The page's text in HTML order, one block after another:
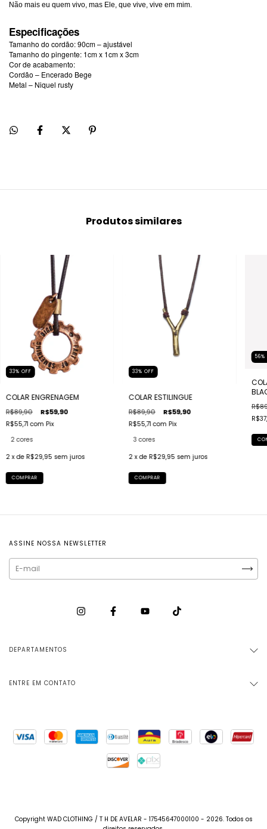
Não mais eu quem vivo, mas Ele, que vive, vive em mim.
Especificações
Tamanho do cordão: 90cm – ajustável
Tamanho do pingente: 1cm x 1cm x 3cm
Cor de acabamento:
Cordão – Encerado Bege
Metal – Niquel rusty
Produtos similares
33% OFF
COLAR ENGRENAGEM
R$89,90 R$59,90
R$55,71com Pix
2 cores
2 x de R$29,95 sem juros
COMPRAR
33% OFF
COLAR ESTILINGUE
R$89,90 R$59,90
R$55,71com Pix
3 cores
2 x de R$29,95 sem juros
COMPRAR
56%
ASSINE NOSSA NEWSLETTER
DEPARTAMENTOS
ENTRE EM CONTATO
Copyright WAD CLOTHING / T H DE AVELAR - 17545647000100 - 2026. Todos os